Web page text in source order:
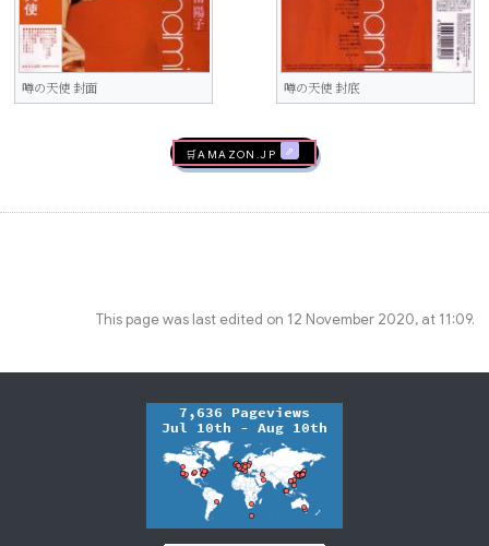
噂の天使 封面 噂の天使 封底
🛒AMAZON.jp
This page was last edited on 12 November 2020, at 11:09.